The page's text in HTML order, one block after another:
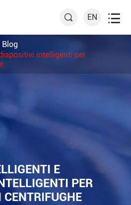
 EN 
Blog
intelligenti per
E
PER